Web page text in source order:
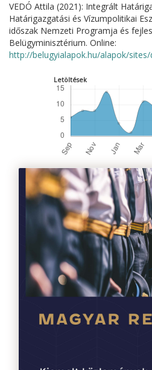
VEDÓ Attila (2021): Integrált
Határigazgatási és Vízumpolitikai
időszak Nemzeti Programja és
Belügyminisztérium. Online:
http://belugyialapok.hu/alapok/
Letöltések